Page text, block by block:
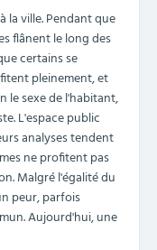
la ville. Pendant que
flânent le long des
certains se
pleinement, et
le sexe de l'habitant,
L'espace public
analyses tendent
ne profitent pas
Malgré l'égalité du
peur, parfois
Aujourd'hui, une